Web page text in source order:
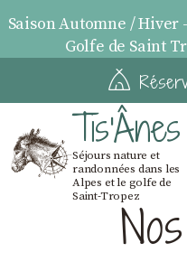
Saison Automne / Hiver
Golfe de Saint
Tis'Ânes
Séjours nature et
randonnées dans les
Alpes et le golfe de
Saint-Tropez